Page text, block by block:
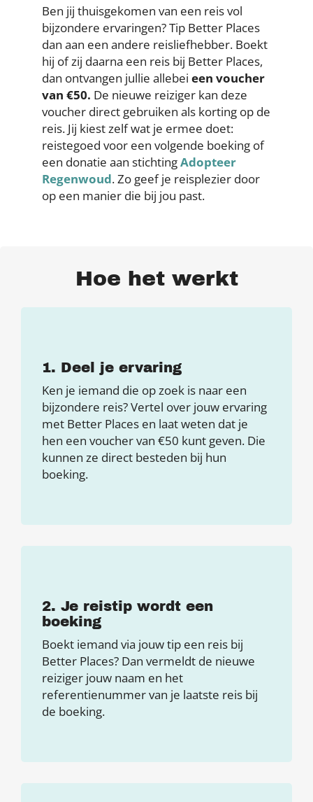
Ben jij thuisgekomen van een reis vol
bijzondere ervaringen? Tip Better Places
dan aan een andere reisliefhebber. Boekt
hij of zij daarna een reis bij Better Places,
dan ontvangen jullie allebei een voucher
van €50. De nieuwe reiziger kan deze
voucher direct gebruiken als korting op de
reis. Jij kiest zelf wat je ermee doet:
reistegoed voor een volgende boeking of
een donatie aan stichtingAdopteer
Regenwoud. Zo geef je reisplezier door
op een manier die bij jou past.
Hoe het werkt
1. Deel je ervaring
Ken je iemand die op zoek is naar een
bijzondere reis? Vertel over jouw ervaring
met Better Places en laat weten dat je
hen een voucher van €50 kunt geven. Die
kunnen ze direct besteden bij hun
boeking.
2. Je reistip wordt een
boeking
Boekt iemand via jouw tip een reis bij
Better Places? Dan vermeldt de nieuwe
reiziger jouw naam en het
referentienummer van je laatste reis bij
de boeking.